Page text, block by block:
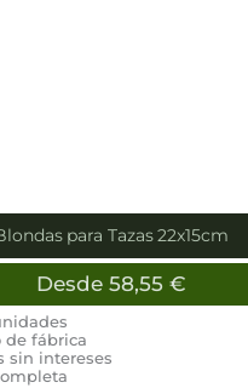
para Tazas 22x15cm
Desde 58,55 €
de fábrica
sin intereses